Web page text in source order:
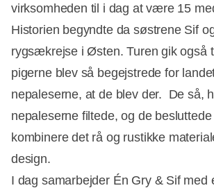
virksomheden til i dag at være 15
Historien begyndte da søstrene Sif
rygsækrejse i Østen. Turen gik også
pigerne blev så begejstrede for
nepaleserne, at de blev der. De så,
nepaleserne filtede, og de
kombinere det rå og rustikke
design.
I dag samarbejder Én Gry & Sif med